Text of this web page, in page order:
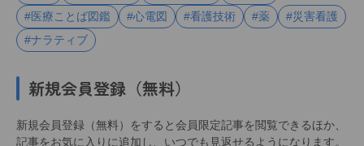
#医療ことば図鑑
#心電図 #看護技術 #薬
#災害看護
#ナラティブ
新規会員登録（無料）
新規会員登録（無料）をすると会員限定記事を閲覧できるほか、
記事をお気に入りに追加し、いつでも見返せるようになります。